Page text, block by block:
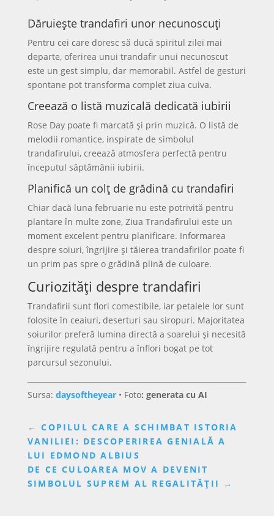
Dăruiește trandafiri unor necunoscuți
Pentru cei care doresc să ducă spiritul zilei mai
departe, oferirea unui trandafir unui necunoscut
este un gest simplu, dar memorabil. Astfel de gesturi
spontane pot transforma complet ziua cuiva.
Creează o listă muzicală dedicată iubirii
Rose Day poate fi marcată și prin muzică. O listă de
melodii romantice, inspirate de simbolul
trandafirului, creează atmosfera perfectă pentru
începutul săptămânii iubirii.
Planifică un colț de grădină cu trandafiri
Chiar dacă luna februarie nu este potrivită pentru
plantare în multe zone, Ziua Trandafirului este un
moment excelent pentru planificare. Informarea
despre soiuri, îngrijire și tăierea trandafirilor poate fi
un prim pas spre o grădină plină de culoare.
Curiozități despre trandafiri
Trandafirii sunt flori comestibile, iar petalele lor sunt
folosite în ceaiuri, deserturi sau siropuri. Majoritatea
soiurilor preferă lumina directă a soarelui și necesită
îngrijire regulată pentru a înflori bogat pe tot
parcursul sezonului.
Sursa: daysoftheyear• Foto: generata cu AI
←COPILUL CARE A SCHIMBAT ISTORIA
VANILIEI: DESCOPERIREA GENIALĂ A
LUI EDMOND ALBIUS
DE CE CULOAREA MOV A DEVENIT
SIMBOLUL SUPREM AL REGALITĂȚII →